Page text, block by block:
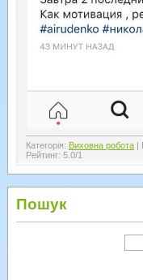
Категорія: Виховна робота|
Рейтинг: 5.0/1
Пошук